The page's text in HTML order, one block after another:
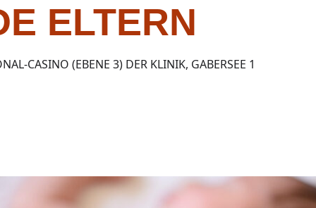
ELTERN
CASINO (EBENE 3) DER KLINIK, GABERSEE 1